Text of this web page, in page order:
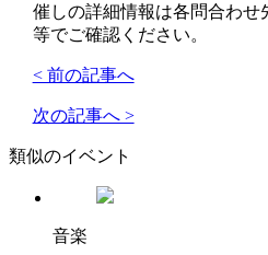
催しの詳細情報は各問合わせ
等でご確認ください。
< 前の記事へ
次の記事へ >
類似のイベント
音楽